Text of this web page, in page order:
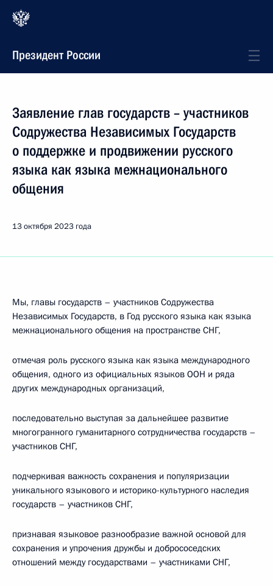
Президент России
Заявление глав государств – участников
Содружества Независимых Государств
о поддержке и продвижении русского
языка как языка межнационального
общения
13 октября 2023 года
Мы, главы государств – участников Содружества
Независимых Государств, в Год русского языка как языка
межнационального общения на пространстве СНГ,
отмечая роль русского языка как языка международного
общения, одного из официальных языков ООН и ряда
других международных организаций,
последовательно выступая за дальнейшее развитие
многогранного гуманитарного сотрудничества государств –
участников СНГ,
подчеркивая важность сохранения и популяризации
уникального языкового и историко-культурного наследия
государств – участников СНГ,
признавая языковое разнообразие важной основой для
сохранения и упрочения дружбы и добрососедских
отношений между государствами – участниками СНГ,